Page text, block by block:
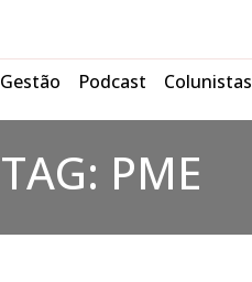
Gestão Podcast Colunistas
TAG: PME